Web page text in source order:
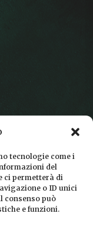
tecnologie come i
del
ci permetterà di
o ID unici
consenso può
e funzioni.